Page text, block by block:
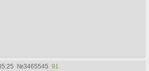
№3465545 91